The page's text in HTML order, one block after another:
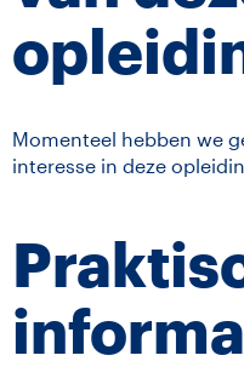
Momenteel hebben we
interesse in deze